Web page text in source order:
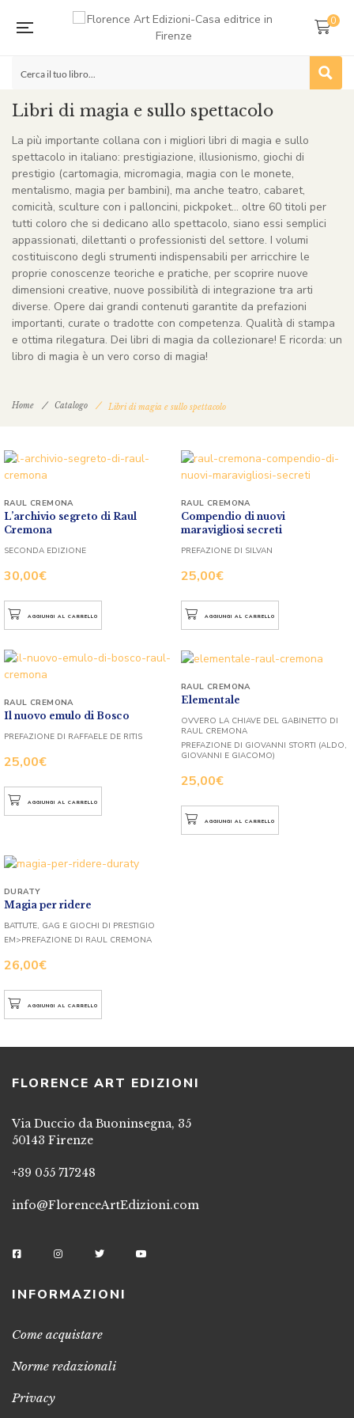
0
Libri di magia e sullo spettacolo
La più importante collana con i migliori libri di magia e sullo
spettacolo in italiano: prestigiazione, illusionismo, giochi di
prestigio (cartomagia, micromagia, magia con le monete,
mentalismo, magia per bambini), ma anche teatro, cabaret,
comicità, sculture con i palloncini, pickpoket… oltre 60 titoli per
tutti coloro che si dedicano allo spettacolo, siano essi semplici
appassionati, dilettanti o professionisti del settore. I volumi
costituiscono degli strumenti indispensabili per arricchire le
proprie conoscenze teoriche e pratiche, per scoprire nuove
dimensioni creative, nuove possibilità di integrazione tra arti
diverse. Opere dai grandi contenuti garantite da prefazioni
importanti, curate o tradotte con competenza. Qualità di stampa
e ottima rilegatura. Dei libri di magia da collezionare! E ricorda: un
libro di magia è un vero corso di magia!
Home Catalogo Libri di magia e sullo spettacolo
L’archivio segreto di Raul
Cremona
30,00€
RAUL CREMONA
SECONDA EDIZIONE
AGGIUNGI AL CARRELLO
Compendio di nuovi
maravigliosi secreti
25,00€
RAUL CREMONA
PREFAZIONE DI SILVAN
AGGIUNGI AL CARRELLO
Il nuovo emulo di Bosco
25,00€
RAUL CREMONA
PREFAZIONE DI RAFFAELE DE RITIS
AGGIUNGI AL CARRELLO
Elementale
25,00€
RAUL CREMONA
OVVERO LA CHIAVE DEL GABINETTO DI
RAUL CREMONA
PREFAZIONE DI GIOVANNI STORTI (ALDO,
GIOVANNI E GIACOMO)
AGGIUNGI AL CARRELLO
Magia per ridere
26,00€
DURATY
BATTUTE, GAG E GIOCHI DI PRESTIGIO
EM>PREFAZIONE DI RAUL CREMONA
AGGIUNGI AL CARRELLO
FLORENCE ART EDIZIONI
Via Duccio da Buoninsegna, 35
50143 Firenze
+39 055 717248
info@FlorenceArtEdizioni.com
INFORMAZIONI
Come acquistare
Norme redazionali
Privacy